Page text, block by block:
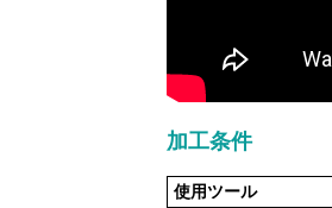
加工条件
使用ツール